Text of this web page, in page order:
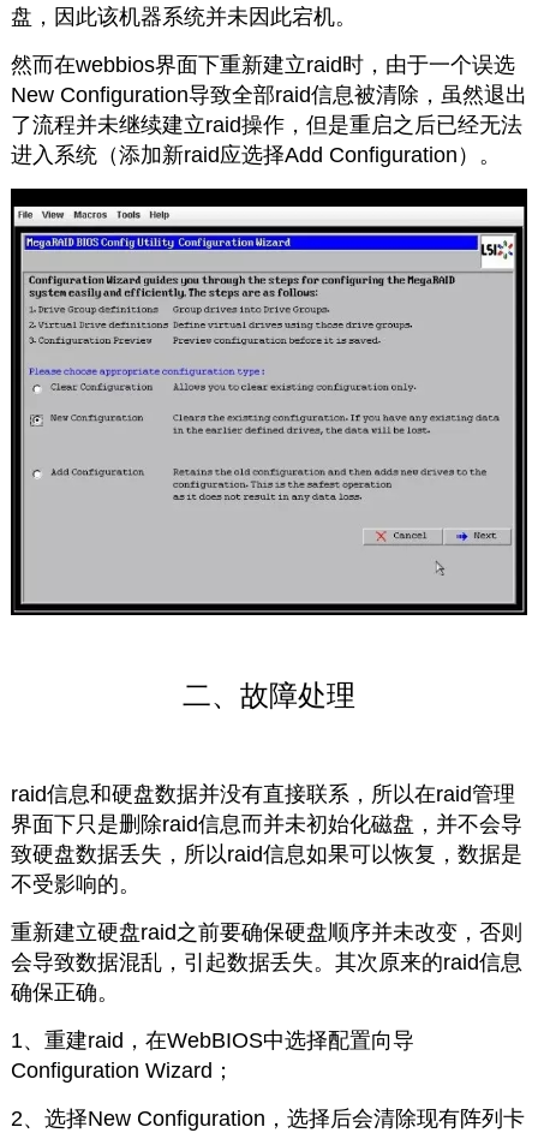
盘，因此该机器系统并未因此宕机。
然而在webbios界面下重新建立raid时，由于一个误选
New Configuration导致全部raid信息被清除，虽然退出
了流程并未继续建立raid操作，但是重启之后已经无法
进入系统（添加新raid应选择Add Configuration）。
二、故障处理
raid信息和硬盘数据并没有直接联系，所以在raid管理
界面下只是删除raid信息而并未初始化磁盘，并不会导
致硬盘数据丢失，所以raid信息如果可以恢复，数据是
不受影响的。
重新建立硬盘raid之前要确保硬盘顺序并未改变，否则
会导致数据混乱，引起数据丢失。其次原来的raid信息
确保正确。
1、重建raid，在WebBIOS中选择配置向导
Configuration Wizard；
2、选择New Configuration，选择后会清除现有阵列卡